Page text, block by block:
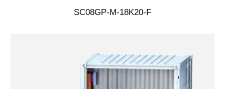
SC08GP-M-18K20-F